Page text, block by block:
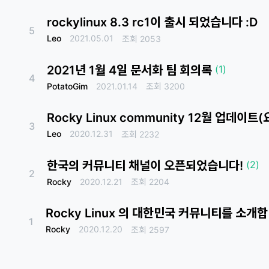
5
rockylinux 8.3 rc1이 출시 되었습니다 :D
Leo 2021.05.01 조회 2053
4
2021년 1월 4일 문서화 팀 회의록 (1)
PotatoGim 2021.01.14 조회 3200
3
Rocky Linux community 12월 업데이트(
Leo 2020.12.31 조회 2232
2
한국의 커뮤니티 채널이 오픈되었습니다! (2)
Rocky 2020.12.21 조회 2204
1
Rocky Linux 의 대한민국 커뮤니티를 소개
Rocky 2020.12.20 조회 2597